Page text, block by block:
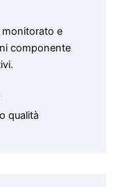
e
componente
qualità